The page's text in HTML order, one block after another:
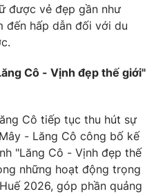
được vẻ đẹp gần như
đến hấp dẫn đối với du
Cô - Vịnh đẹp thế giới"
Cô tiếp tục thu hút sự
- Lăng Cô công bố kế
"Lăng Cô - Vịnh đẹp thế
những hoạt động trọng
2026, góp phần quảng